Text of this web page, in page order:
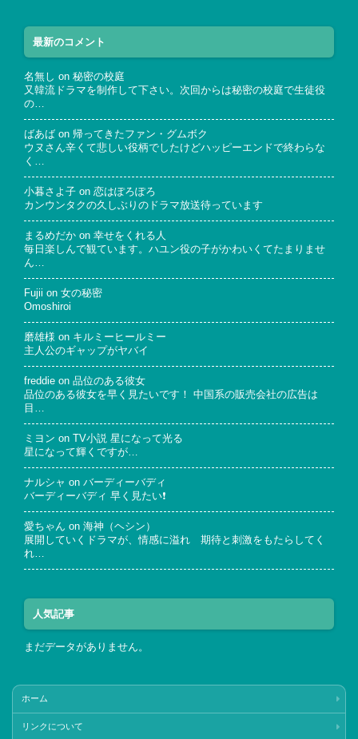
最新のコメント
名無し on 秘密の校庭
又韓流ドラマを制作して下さい。次回からは秘密の校庭で生徒役
の…
ばあば on 帰ってきたファン・グムボク
ウヌさん辛くて悲しい役柄でしたけどハッピーエンドで終わらな
く…
小暮さよ子 on 恋はぽろぽろ
カンウンタクの久しぶりのドラマ放送待っています
まるめだか on 幸せをくれる人
毎日楽しんで観ています。ハユン役の子がかわいくてたまりませ
ん…
Fujii on 女の秘密
Omoshiroi
磨雄様 on キルミーヒールミー
主人公のギャップがヤバイ
freddie on 品位のある彼女
品位のある彼女を早く見たいです！ 中国系の販売会社の広告は
目…
ミヨン on
TV小説 星になって光る
星になって輝くですが…
ナルシャ on バーディーバディ
バーディーバディ 早く見たい❗
愛ちゃん on 海神（ヘシン）
展開していくドラマが、情感に溢れ 期待と刺激をもたらしてく
れ…
人気記事
まだデータがありません。
ホーム
リンクについて